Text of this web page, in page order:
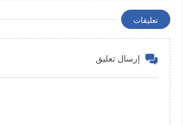
تعليقات
إرسال تعليق